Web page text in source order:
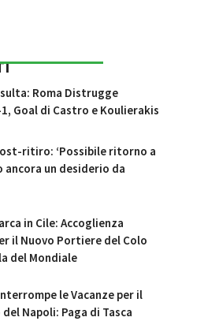
Roma Distrugge
Goal di Castro e Koulierakis
ritiro: ‘Possibile ritorno a
ancora un desiderio da
in Cile: Accoglienza
il Nuovo Portiere del Colo
del Mondiale
le Vacanze per il
Napoli: Paga di Tasca